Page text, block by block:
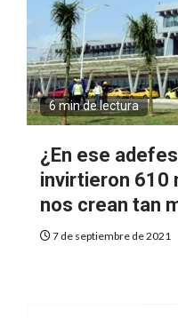
6 min de lectura
¿En ese
invirtieron 610
nos crean tan
7 de septiembre de 2021